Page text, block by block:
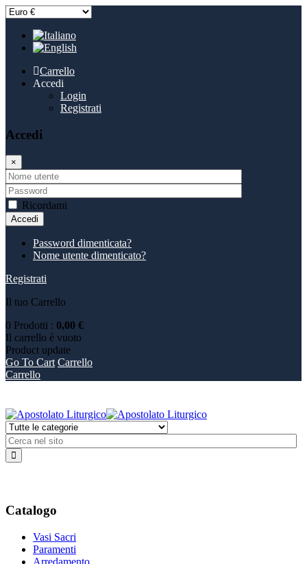
Carrello
Accedi
Login
Registrati
Accedi
×
Ricordami
Accedi
Password dimenticata?
Nome utente dimenticato?
Registrati
Il tuo Carrello
0 Prodotti : 0,00 €
Il carrello è vuoto
Product update
Go To Cart Carrello
Carrello
Catalogo
Vasi Sacri
Paramenti
Arredamento